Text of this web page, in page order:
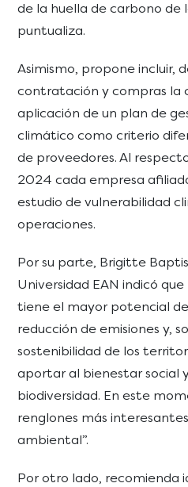
de la huella de carbono de
puntualiza.
Asimismo, propone incluir,
contratación y compras la
aplicación de un plan de
climático como criterio
de proveedores. Al
2024 cada empresa
estudio de vulnerabilidad
operaciones.
Por su parte, Brigitte
Universidad EAN indicó
tiene el mayor potencial
reducción de emisiones y,
sostenibilidad de los
aportar al bienestar social
biodiversidad. En este
renglones más
ambiental”.
Por otro lado, recomienda